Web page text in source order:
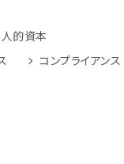
人的資本
コンプライアンス